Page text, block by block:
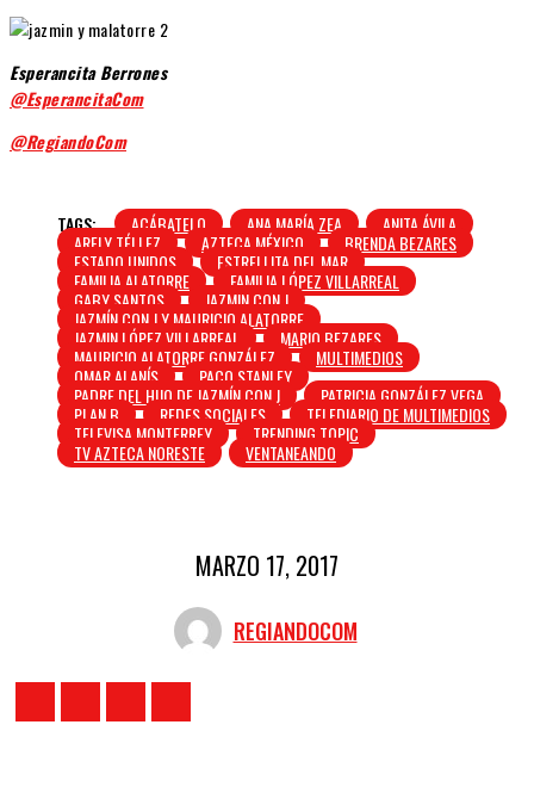
Esperancita Berrones
@EsperancitaCom
@RegiandoCom
TAGS: ACÁBATELO ANA MARÍA ZEA ANITA ÁVILA
ARELY TÉLLEZ AZTECA MÉXICO BRENDA BEZARES
ESTADO UNIDOS ESTRELLITA DEL MAR
FAMILIA ALATORRE FAMILIA LÓPEZ VILLARREAL
GABY SANTOS JAZMIN CON J
JAZMÍN CON J Y MAURICIO ALATORRE
JAZMIN LÓPEZ VILLARREAL MARIO BEZARES
MAURICIO ALATORRE GONZÁLEZ MULTIMEDIOS
OMAR ALANÍS PACO STANLEY
PADRE DEL HIJO DE JAZMÍN CON J PATRICIA GONZÁLEZ VEGA
PLAN B REDES SOCIALES TELEDIARIO DE MULTIMEDIOS
TELEVISA MONTERREY TRENDING TOPIC
TV AZTECA NORESTE VENTANEANDO
MARZO 17, 2017
REGIANDOCOM